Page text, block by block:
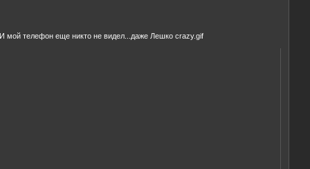
мой телефон еще никто не видел...даже Лешко crazy.gif